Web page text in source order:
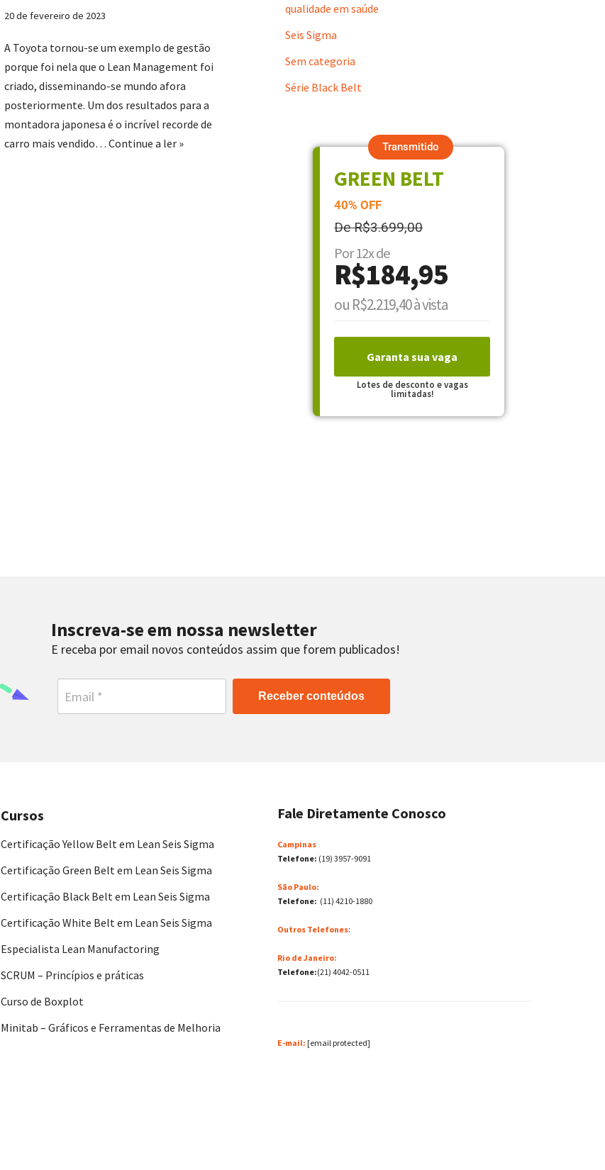
20 de fevereiro de 2023
A Toyota tornou-se um exemplo de gestão
porque foi nela que o Lean Management foi
criado, disseminando-se mundo afora
posteriormente. Um dos resultados para a
montadora japonesa é o incrível recorde de
carro mais vendido…Continue a ler »
qualidade em saúde
Seis Sigma
Sem categoria
Série Black Belt
Transmitido
GREEN BELT
40% OFF
De R$3.699,00
Por 12x de
R$184,95
ou R$2.219,40 à vista
Garanta sua vaga
Lotes de desconto e vagas
limitadas!
Inscreva-se em nossa newsletter
E receba por email novos conteúdos assim que forem publicados!
Receber conteúdos
Cursos
Certificação Yellow Belt em Lean Seis Sigma
Certificação Green Belt em Lean Seis Sigma
Certificação Black Belt em Lean Seis Sigma
Certificação White Belt em Lean Seis Sigma
Especialista Lean Manufactoring
SCRUM – Princípios e práticas
Curso de Boxplot
Minitab – Gráficos e Ferramentas de Melhoria
Fale Diretamente Conosco
Campinas
Telefone: (19) 3957-9091
São Paulo:
Telefone: (11) 4210-1880
Outros Telefones:
Rio de Janeiro:
Telefone:(21) 4042-0511
E-mail: [email protected]